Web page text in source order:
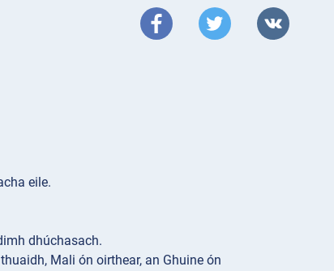
eile.
dhúchasach.
Mali ón oirthear, an Ghuine ón